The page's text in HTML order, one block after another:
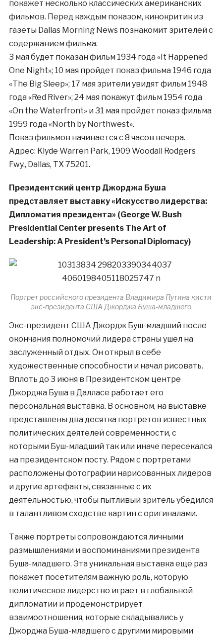
покажет несколько классических американских
фильмов. Перед каждым показом, кинокритик из
газеты Dallas Morning News познакомит зрителей с
содержанием фильма.
3 мая будет показан фильм 1934 года «It Happened
One Night»; 10 мая пройдет показ фильма 1946 года
«The Big Sleep»; 17 мая зрители увидят фильм 1948
года «Red River»; 24 мая покажут фильм 1954 года
«On the Waterfront» и 31 мая пройдет показ фильма
1959 года «North by Northwest».
Показ фильмов начинается с 8 часов вечера.
Адрес: Klyde Warren Park, 1909 Woodall Rodgers
Fwy., Dallas, TX 75201.
Президентский центр Джорджа Буша
представляет выставку «Искусство лидерства:
Дипломатия президента» (George W. Bush
Presidential Center presents The Art of
Leadership: A President’s Personal Diplomacy)
Портрет российского президента Владимира Путина кисти
экс-президента США Джорджа Буша-младшего
Экс-президент США Джордж Буш-младший после
окончания полномочий лидера страны ушел на
заслуженный отдых. Он открыл в себе
художественные способности и начал рисовать.
Вплоть до 3 июня в Президентском центре
Джорджа Буша в Далласе работает его
персональная выставка. В основном, на выставке
представлены два десятка портретов известных
политических деятелей современности, с
которыми Буш-младший так или иначе пересекался
на президентском посту. Рядом с портретами
расположены фотографии нарисованных лидеров
и другие артефакты, связанные с их
деятельностью, чтобы пытливый зритель убедился
в талантливом сходстве картин с оригиналами.
Также портреты сопровождаются личными
размышлениями и воспоминаниями президента
Буша-младшего. Эта уникальная выставка еще раз
покажет посетителям важную роль, которую
политическое лидерство играет в глобальной
дипломатии и продемонстрирует
взаимоотношения, которые складывались у
Джорджа Буша-младшего с другими мировыми